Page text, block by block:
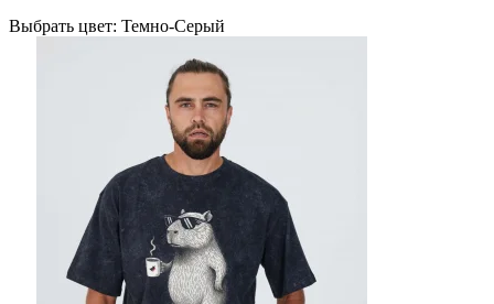
Выбрать цвет: Темно-Серый